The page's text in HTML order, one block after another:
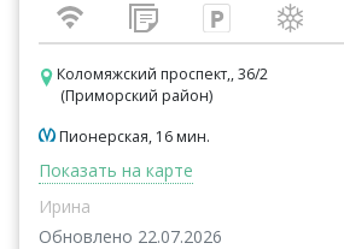
Коломяжский проспект,, 36/2
(Приморский район)
Пионерская, 16 мин.
Показать на карте
Ирина
Обновлено 22.07.2026